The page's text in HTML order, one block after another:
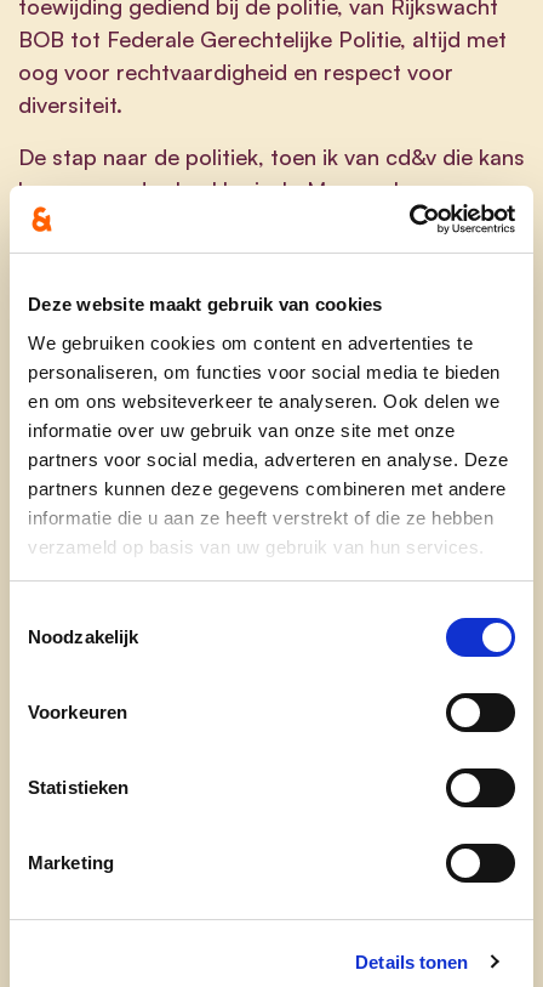
Deze website maakt gebruik van cookies
We gebruiken cookies om content en advertenties te
personaliseren, om functies voor social media te bieden
en om ons websiteverkeer te analyseren. Ook delen we
informatie over uw gebruik van onze site met onze
partners voor social media, adverteren en analyse. Deze
partners kunnen deze gegevens combineren met andere
informatie die u aan ze heeft verstrekt of die ze hebben
verzameld op basis van uw gebruik van hun services.
Noodzakelijk
Voorkeuren
Statistieken
Marketing
Details tonen
toewijding gediend bij de politie, van Rijkswacht
BOB tot Federale Gerechtelijke Politie, altijd met
oog voor rechtvaardigheid en respect voor
diversiteit.
De stap naar de politiek, toen ik van cd&v die kans
kreeg, was dus heel logisch. Mee werken aan een
warme samenleving, waar we ons allen samen
inzetten voor elkaar, hoe verschillend we ook
Momenteel ben ik gemeenteraadslid, actief als
voorzitter van Wijs Grijs, de cd&v-
Seniorenwerking van Roeselare en lid van het
provinciaal en nationaal bestuur cd&v-Senioren.
Ik voel me niet OUD, noch OUT en wil er hard
blijven tegenaan gaan. Uitdagingen zijn er
voldoende!
Waarom ben je kandidaat?
Als 'senior on the move' wil ik mijn ervaring laten
de échte zorgen van mensen begrijpen. Mijn
focus? Veiligheid, waterbeheersing, ouderen- en
wijkenbeleid - voor een Roeselare waar iedereen
gehoord en gewaardeerd wordt, ongeacht
Dromen, denken, durven,